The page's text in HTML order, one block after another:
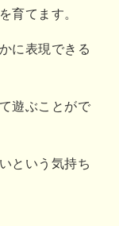
育てます。
に表現できる
遊ぶことがで
という気持ち